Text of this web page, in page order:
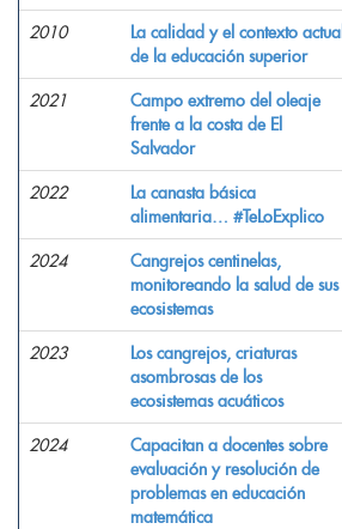
2010
La calidad y el contexto actual
de la educación superior
2021
Campo extremo del oleaje
frente a la costa de El
Salvador
2022
La canasta básica
alimentaria… #TeLoExplico
2024
Cangrejos centinelas,
monitoreando la salud de sus
ecosistemas
2023
Los cangrejos, criaturas
asombrosas de los
ecosistemas acuáticos
2024
Capacitan a docentes sobre
evaluación y resolución de
problemas en educación
matemática